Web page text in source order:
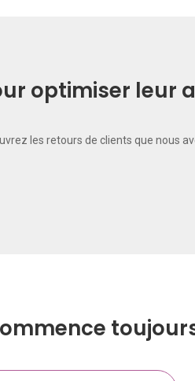
optimiser leur
les retours de clients que nous